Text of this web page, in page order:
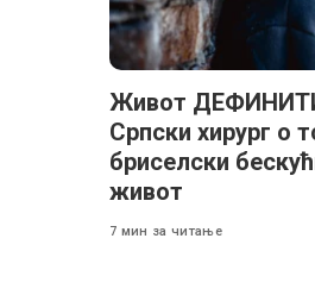
Живот
Српски хирург о
бриселски
живот
7 мин за читање